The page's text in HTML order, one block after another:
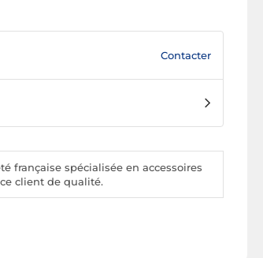
Contacter
française spécialisée en accessoires
client de qualité.